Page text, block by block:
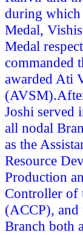
during which
Medal,
Medal
commanded
awarded Ati
(AVSM).
Joshi served
all nodal
as the
Resource
Production
Controller of
(ACCP), and
Branch both